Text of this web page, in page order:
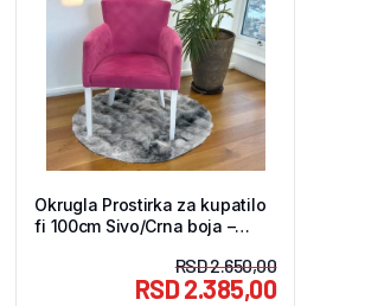
Okrugla Prostirka za kupatilo
fi 100cm Sivo/Crna boja –
RSD2.650,00
RSD2.385,00